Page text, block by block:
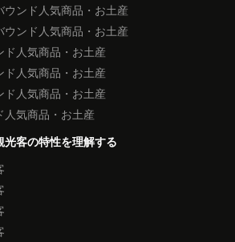
ウンド人気商品・お土産
ウンド人気商品・お土産
ド人気商品・お土産
ド人気商品・お土産
ド人気商品・お土産
人気商品・お土産
客の特性を理解する